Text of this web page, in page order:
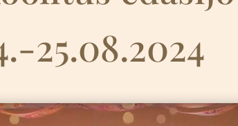
25.08.2024